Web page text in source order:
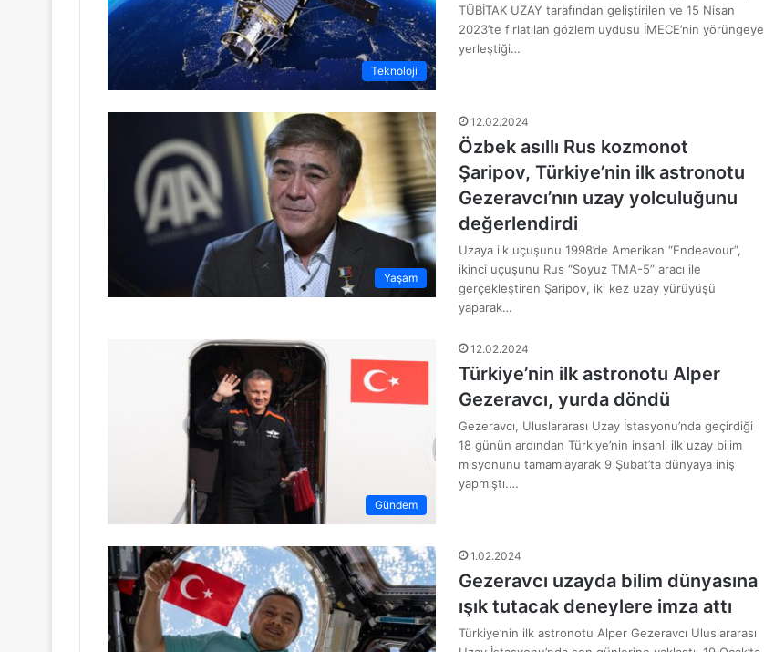
Teknoloji
TÜBİTAK UZAY tarafından geliştirilen ve 15 Nisan
2023’te fırlatılan gözlem uydusu İMECE’nin yörüngeye
yerleştiği…
Yaşam
12.02.2024
Özbek asıllı Rus kozmonot
Şaripov, Türkiye’nin ilk astronotu
Gezeravcı’nın uzay yolculuğunu
değerlendirdi
Uzaya ilk uçuşunu 1998’de Amerikan “Endeavour”,
ikinci uçuşunu Rus “Soyuz TMA-5” aracı ile
gerçekleştiren Şaripov, iki kez uzay yürüyüşü
yaparak…
Gündem
12.02.2024
Türkiye’nin ilk astronotu Alper
Gezeravcı, yurda döndü
Gezeravcı, Uluslararası Uzay İstasyonu’nda geçirdiği
18 günün ardından Türkiye’nin insanlı ilk uzay bilim
misyonunu tamamlayarak 9 Şubat’ta dünyaya iniş
yapmıştı.…
1.02.2024
Gezeravcı uzayda bilim dünyasına
ışık tutacak deneylere imza attı
Türkiye’nin ilk astronotu Alper Gezeravcı Uluslararası